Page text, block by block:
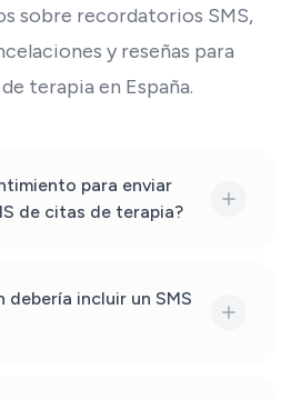
sobre recordatorios SMS,
y reseñas para
terapia en España.
para enviar
de citas de terapia?
debería incluir un SMS